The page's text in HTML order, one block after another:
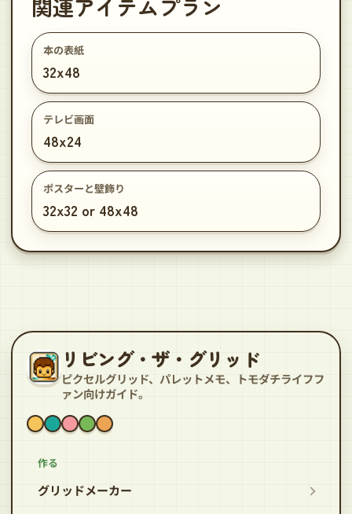
関連アイテムプラン
本の表紙
32x48
テレビ画面
48x24
ポスターと壁飾り
32x32 or 48x48
リビング・ザ・グリッド
ピクセルグリッド、パレットメモ、トモダチライフフ
ァン向けガイド。
作る
グリッドメーカー